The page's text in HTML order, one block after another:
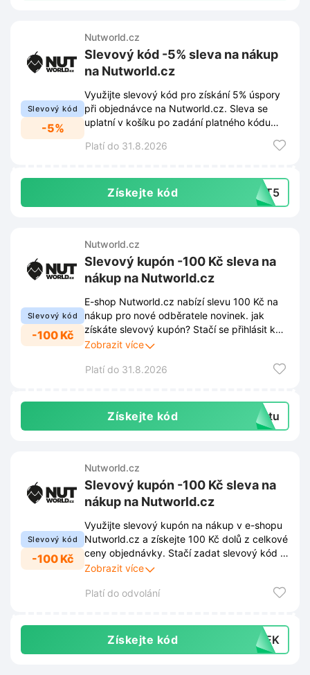
Slevový kód
-5%
Nutworld.cz
Slevový kód -5% sleva na nákup
na Nutworld.cz
Využijte slevový kód pro získání 5% úspory
při objednávce na Nutworld.cz. Sleva se
uplatní v košíku po zadání platného kódu
Platí do 31.8.2026
Získejte kód NUT5
Slevový kód
-100 Kč
Nutworld.cz
Slevový kupón -100 Kč sleva na
nákup na Nutworld.cz
E-shop Nutworld.cz nabízí slevu 100 Kč na
nákup pro nové odběratele novinek. jak
získáte slevový kupón? Stačí se přihlásit k
odběru newsletteru prostřednictvím nabídky
získáte stálý přehled o nejnovějších
Zobrazit více
Platí do 31.8.2026
Získejte kód extu
Slevový kód
-100 Kč
Nutworld.cz
Slevový kupón -100 Kč sleva na
nákup na Nutworld.cz
Využijte slevový kupón na nákup v e-shopu
Nutworld.cz a získejte 100 Kč dolů z celkové
ceny objednávky. Stačí zadat slevový kód v
košíku a úspora se okamžitě odečte.
Zobrazit více
Platí do odvolání
Získejte kód ATEK